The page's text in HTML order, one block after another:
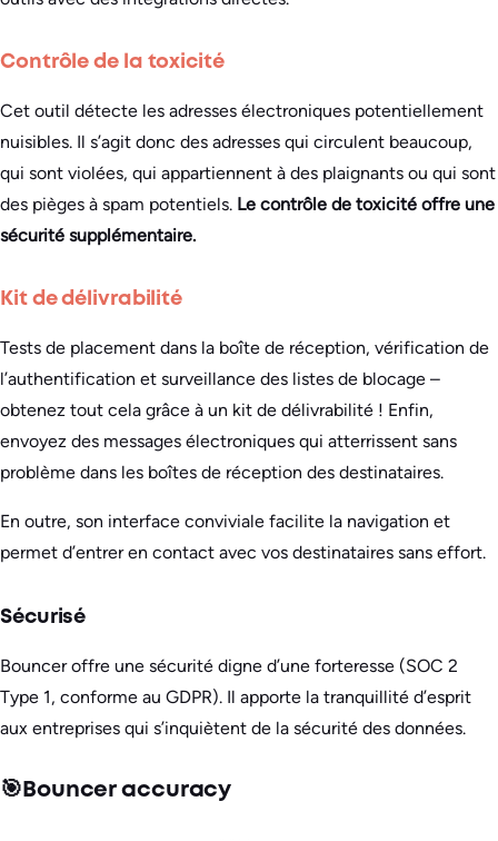
Contrôle de la toxicité
Cet outil détecte les adresses électroniques potentiellement
nuisibles. Il s’agit donc des adresses qui circulent beaucoup,
qui sont violées, qui appartiennent à des plaignants ou qui sont
des pièges à spam potentiels. Le contrôle de toxicité offre une
sécurité supplémentaire.
Kit de délivrabilité
Tests de placement dans la boîte de réception, vérification de
l’authentification et surveillance des listes de blocage –
obtenez tout cela grâce à un kit de délivrabilité ! Enfin,
envoyez des messages électroniques qui atterrissent sans
problème dans les boîtes de réception des destinataires.
En outre, son interface conviviale facilite la navigation et
permet d’entrer en contact avec vos destinataires sans effort.
Sécurisé
Bouncer offre une sécurité digne d’une forteresse (SOC 2
Type 1, conforme au GDPR). Il apporte la tranquillité d’esprit
aux entreprises qui s’inquiètent de la sécurité des données.
🎯Bouncer accuracy